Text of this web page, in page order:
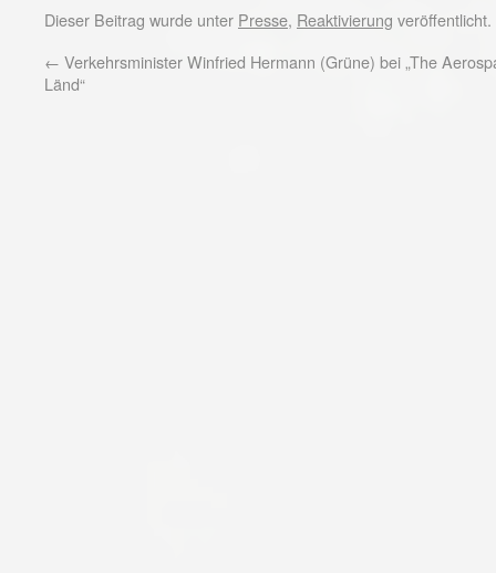
Dieser Beitrag wurde unter Presse, Reaktivierung
← Verkehrsminister Winfried Hermann (Grüne) bei „The
Länd“